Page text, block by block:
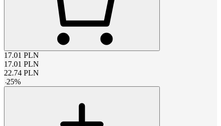
17.01 PLN
17.01 PLN
22.74 PLN
-25%